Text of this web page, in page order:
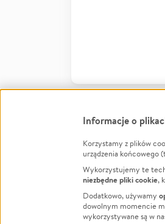
FacebookTwitter
LinkedInTikTok
Informacje o
Korzystamy z plików
urządzenia końcowego
Wykorzystujemy te
niezbędne pliki cookie,
Dodatkowo, używamy
dowolnym momencie
wykorzystywane są w